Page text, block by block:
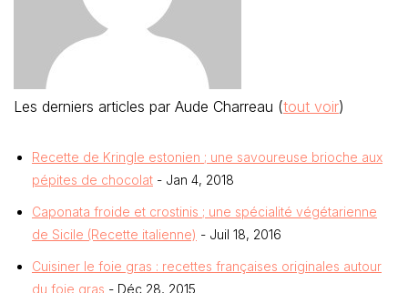
Les derniers articles par Aude Charreau (tout voir)
Recette de Kringle estonien ; une savoureuse brioche aux
pépites de chocolat - Jan 4, 2018
Caponata froide et crostinis ; une spécialité végétarienne
de Sicile (Recette italienne) - Juil 18, 2016
Cuisiner le foie gras : recettes françaises originales autour
du foie gras - Déc 28, 2015